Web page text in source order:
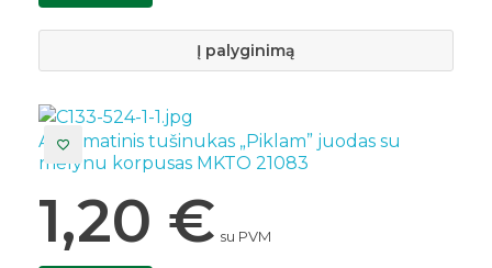
Į palyginimą
Automatinis tušinukas „Piklam” juodas su
mėlynu korpusas MKTO 21083
1,20 € su PVM